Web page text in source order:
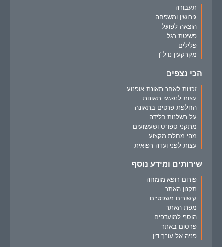
תעבורה
גירושין ומשפחה
הוצאה לפועל
פשיטת רגל
פלילים
מקרקעין נדל"ן
הכי נצפים
זכויות לאחר תאונת אופנוע
עצות לנפגעי תאונות
החלפת פרטים בתאונה
על רשלנות בלידה
מתקני ספורט ושעשועים
מהי מחלת מקצוע
עצות לפני ועדה רפואית
שירותים ומידע נוסף
פורום רופא מומחה
תקנון האתר
קישורים משפטיים
מפת האתר
הוסף למועדפים
פרסום באתר
פניה אל עורך דין